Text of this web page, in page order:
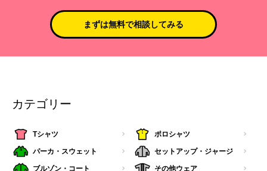
まずは無料で相談してみる
カテゴリー
Tシャツ ポロシャツ
パーカ・スウェット セットアップ・ジャージ
ブルゾン・コート その他ウェア